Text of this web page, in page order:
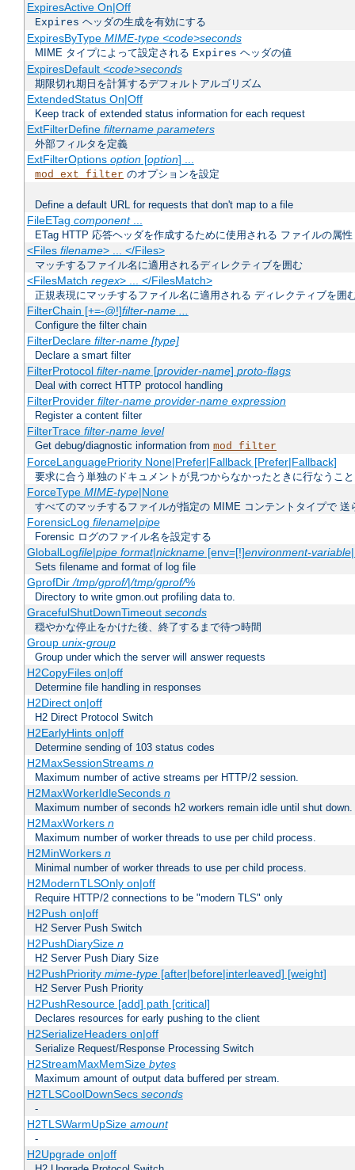
ExpiresActive On|Off
Expires ヘッダの生成を有効にする
ExpiresByType MIME-type <code>seconds
MIME タイプによって設定される Expires ヘッダの値
ExpiresDefault <code>seconds
期限切れ期日を計算するデフォルトアルゴリズム
ExtendedStatus On|Off
Keep track of extended status information for each request
ExtFilterDefine filtername parameters
外部フィルタを定義
ExtFilterOptions option[option] ...
mod_ext_filter のオプションを設定
Define a default URL for requests that don't map to a file
FileETag component...
ETag HTTP 応答ヘッダを作成するために使用される ファイルの属性
<Files filename> ... </Files>
マッチするファイル名に適用されるディレクティブを囲む
<FilesMatch regex> ... </FilesMatch>
正規表現にマッチするファイル名に適用される ディレクティブを囲
FilterChain [+=-@!]filter-name ...
Configure the filter chain
FilterDeclare filter-name [type]
Declare a smart filter
FilterProtocol filter-name[provider-name] proto-flags
Deal with correct HTTP protocol handling
FilterProvider filter-name provider-name expression
Register a content filter
FilterTrace filter-name level
Get debug/diagnostic information from mod_filter
ForceLanguagePriority None|Prefer|Fallback [Prefer|Fallback]
要求に合う単独のドキュメントが見つからなかったときに行なうこ
ForceType MIME-type|None
すべてのマッチするファイルが指定の MIME コンテントタイプで 送
ForensicLog filename|pipe
Forensic ログのファイル名を設定する
GlobalLogfile|pipe format|nickname[env=[!]environment-variable
Sets filename and format of log file
GprofDir/tmp/gprof/|/tmp/gprof/%
Directory to write gmon.out profiling data to.
GracefulShutDownTimeout seconds
穏やかな停止をかけた後、終了するまで待つ時間
Group unix-group
Group under which the server will answer requests
H2CopyFiles on|off
Determine file handling in responses
H2Direct on|off
H2 Direct Protocol Switch
H2EarlyHints on|off
Determine sending of 103 status codes
H2MaxSessionStreams n
Maximum number of active streams per HTTP/2 session.
H2MaxWorkerIdleSeconds n
Maximum number of seconds h2 workers remain idle until shut down.
H2MaxWorkers n
Maximum number of worker threads to use per child process.
H2MinWorkers n
Minimal number of worker threads to use per child process.
H2ModernTLSOnly on|off
Require HTTP/2 connections to be "modern TLS" only
H2Push on|off
H2 Server Push Switch
H2PushDiarySize n
H2 Server Push Diary Size
H2PushPriority mime-type[after|before|interleaved] [weight]
H2 Server Push Priority
H2PushResource [add] path [critical]
Declares resources for early pushing to the client
H2SerializeHeaders on|off
Serialize Request/Response Processing Switch
H2StreamMaxMemSize bytes
Maximum amount of output data buffered per stream.
H2TLSCoolDownSecs seconds
-
H2TLSWarmUpSize amount
-
H2Upgrade on|off